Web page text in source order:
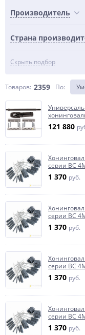
Производитель
Страна
Скрыть подбор
Товаров: 2359 По:
121 880
серии BC
1 370 руб.
серии BC
1 370 руб.
серии BC
1 370 руб.
серии BC
1 370 руб.